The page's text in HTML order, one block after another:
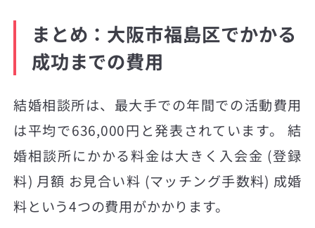
まとめ：大阪市福島区でかかる
成功までの費用
結婚相談所は、最大手での年間での活動費用
は平均で636,000円と発表されています。 結
婚相談所にかかる料金は大きく入会金 (登録
料) 月額 お見合い料 (マッチング手数料) 成婚
料という4つの費用がかかります。